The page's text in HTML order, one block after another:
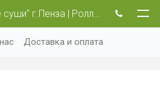
г.Пенза | Роллы и пицца.
Доставка и оплата